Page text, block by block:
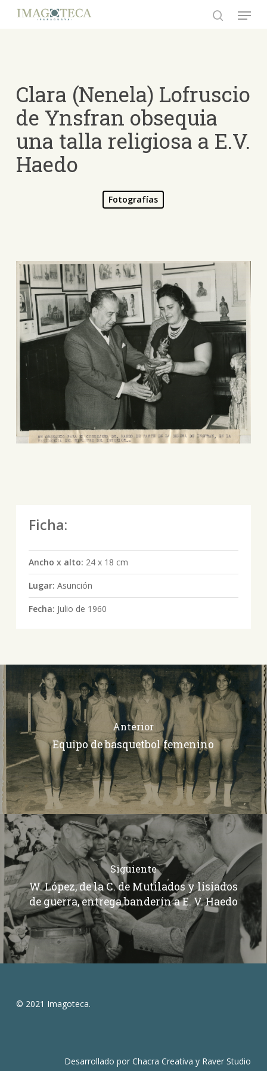
Menu
Clara (Nenela) Lofruscio
de Ynsfran obsequia
una talla religiosa a E.V.
Haedo
Fotografías
Ficha:
Ancho x alto: 24 x 18 cm
Lugar: Asunción
Fecha: Julio de 1960
Anterior
Equipo de basquetbol femenino
Siguiente
W. López, de la C. de Mutilados y lisiados
de guerra, entrega banderín a E. V. Haedo
© 2021 Imagoteca.
Desarrollado porChacra Creativa y Raver Studio